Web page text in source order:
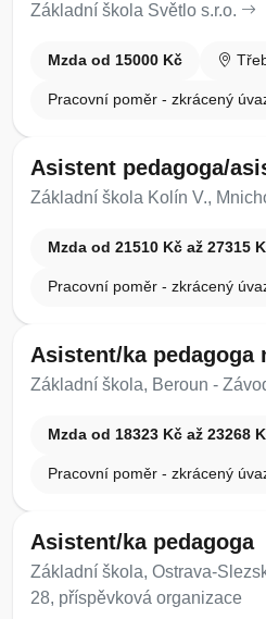
Základní škola Světlo s.r.o.
Mzda od 15000 Kč
Pracovní poměr - zkrácený
Asistent pedagoga/
Základní škola Kolín V.,
Mzda od 21510 Kč až 27315
Pracovní poměr - zkrácený
Asistent/ka pedagoga
Základní škola, Beroun -
Mzda od 18323 Kč až 23268
Pracovní poměr - zkrácený
Asistent/ka pedagoga
Základní škola, Ostrava-
28, příspěvková organizace